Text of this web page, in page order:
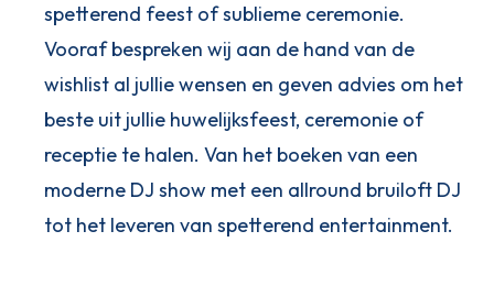
spetterend feest of sublieme ceremonie.
Vooraf bespreken wij aan de hand van de
wishlist al jullie wensen en geven advies om het
beste uit jullie huwelijksfeest, ceremonie of
receptie te halen. Van het boeken van een
moderne DJ show met een allround bruiloft DJ
tot het leveren van spetterend entertainment.